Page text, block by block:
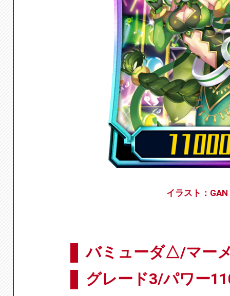
イラスト：GAN
バミューダ△/マー
グレード3/パワー